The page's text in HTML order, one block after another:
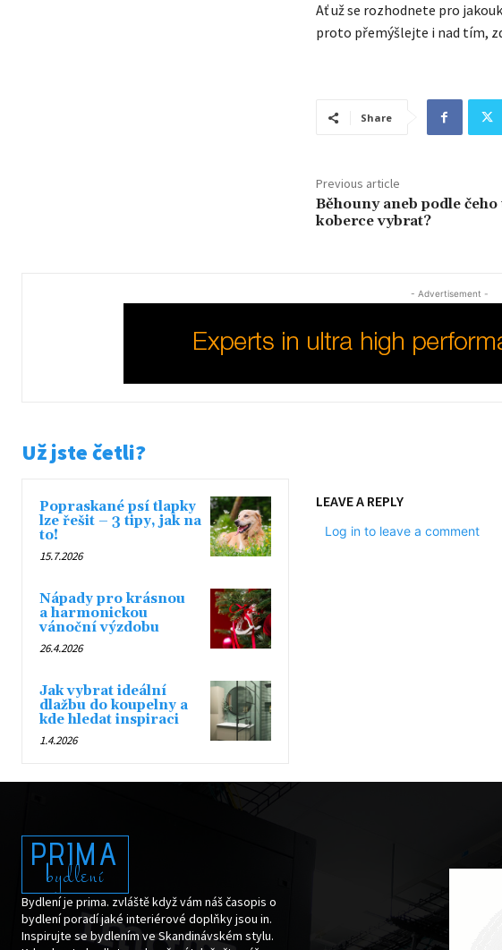
Ať už se rozhodnete pro
proto přemýšlejte i nad tím,
Share
Previous article
Běhouny aneb podle
koberce vybrat?
- Advertisement -
Už jste četli?
Popraskané psí tlapky
lze řešit – 3 tipy, jak na
to!
15.7.2026
Nápady pro krásnou
a harmonickou
vánoční výzdobu
26.4.2026
Jak vybrat ideální
dlažbu do koupelny a
kde hledat inspiraci
1.4.2026
LEAVE A REPLY
Log in to leave a comment
PRIMA
bydlení
Bydlení je prima. zvláště když vám náš časopis o
bydlení poradí jaké interiérové doplňky jsou in.
Inspirujte se bydlením ve Skandinávském stylu.